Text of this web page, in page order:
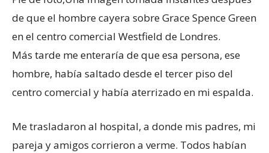
de que el hombre cayera sobre Grace Spence Green
en el centro comercial Westfield de Londres.
Más tarde me enteraría de que esa persona, ese
hombre, había saltado desde el tercer piso del
centro comercial y había aterrizado en mi espalda.
Me trasladaron al hospital, a donde mis padres, mi
pareja y amigos corrieron a verme. Todos habían